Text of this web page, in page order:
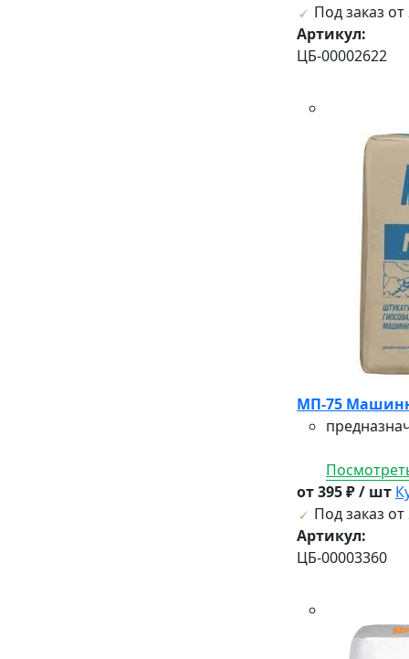
Под заказ от
Артикул:
ЦБ-00002622
МП-75
от 395 ₽ / шт
Под заказ от
Артикул:
ЦБ-00003360